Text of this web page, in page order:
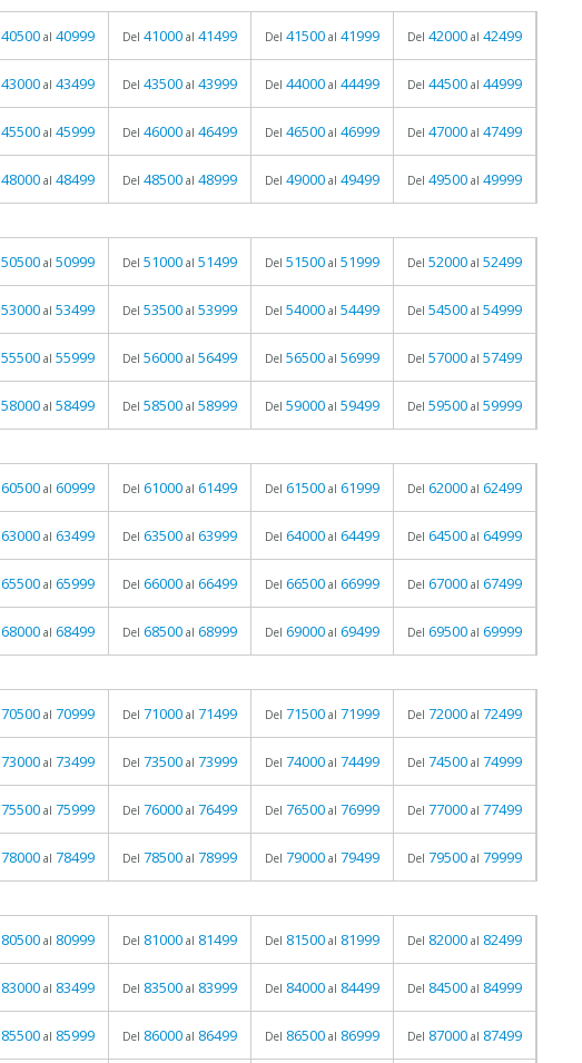
40500 al 40999 Del 41000 al 41499 Del 41500 al 41999 Del 42000 al 42499
43000 al 43499 Del 43500 al 43999 Del 44000 al 44499 Del 44500 al 44999
45500 al 45999 Del 46000 al 46499 Del 46500 al 46999 Del 47000 al 47499
48000 al 48499 Del 48500 al 48999 Del 49000 al 49499 Del 49500 al 49999
50500 al 50999 Del 51000 al 51499 Del 51500 al 51999 Del 52000 al 52499
53000 al 53499 Del 53500 al 53999 Del 54000 al 54499 Del 54500 al 54999
55500 al 55999 Del 56000 al 56499 Del 56500 al 56999 Del 57000 al 57499
58000 al 58499 Del 58500 al 58999 Del 59000 al 59499 Del 59500 al 59999
60500 al 60999 Del 61000 al 61499 Del 61500 al 61999 Del 62000 al 62499
63000 al 63499 Del 63500 al 63999 Del 64000 al 64499 Del 64500 al 64999
65500 al 65999 Del 66000 al 66499 Del 66500 al 66999 Del 67000 al 67499
68000 al 68499 Del 68500 al 68999 Del 69000 al 69499 Del 69500 al 69999
70500 al 70999 Del 71000 al 71499 Del 71500 al 71999 Del 72000 al 72499
73000 al 73499 Del 73500 al 73999 Del 74000 al 74499 Del 74500 al 74999
75500 al 75999 Del 76000 al 76499 Del 76500 al 76999 Del 77000 al 77499
78000 al 78499 Del 78500 al 78999 Del 79000 al 79499 Del 79500 al 79999
80500 al 80999 Del 81000 al 81499 Del 81500 al 81999 Del 82000 al 82499
83000 al 83499 Del 83500 al 83999 Del 84000 al 84499 Del 84500 al 84999
85500 al 85999 Del 86000 al 86499 Del 86500 al 86999 Del 87000 al 87499